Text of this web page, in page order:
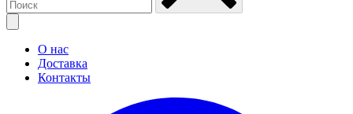
О нас
Доставка
Контакты